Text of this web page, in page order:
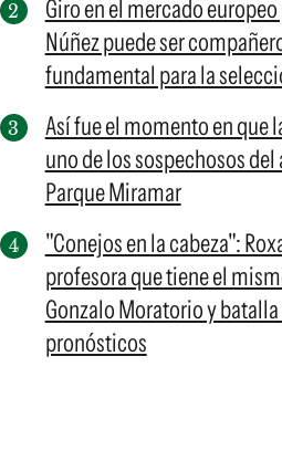
Giro en el mercado
Núñez puede ser
fundamental para la
Así fue el momento en que
uno de los sospechosos
Parque Miramar
"Conejos en la cabeza":
profesora que tiene el
Gonzalo Moratorio y
pronósticos